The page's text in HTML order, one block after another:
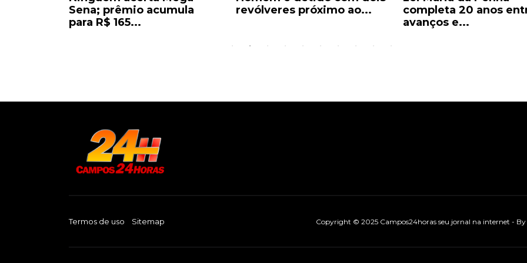
Sena; prêmio acumula
para R$ 165...
revólveres próximo ao...
completa 20 anos
avanços e...
Termos de uso Sitemap Copyright © 2025 Campos24horas seu jornal na internet - By